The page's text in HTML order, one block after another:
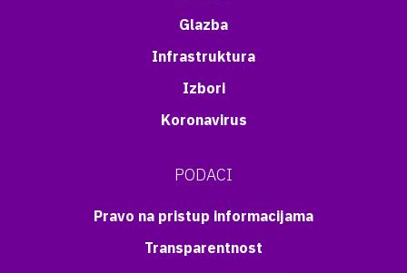
Glazba
Infrastruktura
Izbori
Koronavirus
PODACI
Pravo na pristup informacijama
Transparentnost